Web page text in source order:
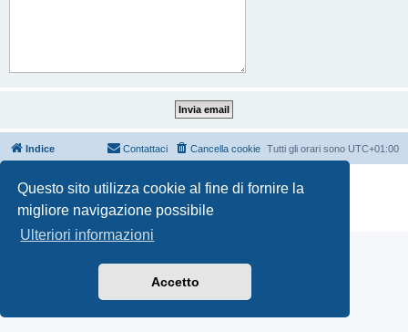
Questo sito utilizza cookie al fine di fornire la
migliore navigazione possibile
Ulteriori informazioni
Accetto
Indice Tutti gli orari sono UTC+01:00
Cancella cookie
Contattaci
Creato da
® Forum Software © phpBB Limited
Privacy|Condizioni